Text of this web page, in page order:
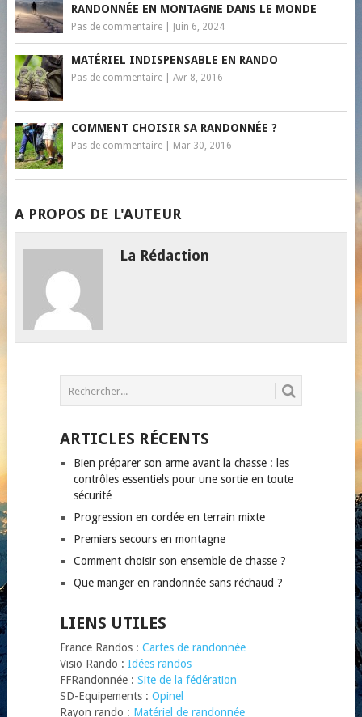
RANDONNÉE EN MONTAGNE DANS LE MONDE
Pas de commentaire| Juin 6, 2024
MATÉRIEL INDISPENSABLE EN RANDO
Pas de commentaire| Avr 8, 2016
COMMENT CHOISIR SA RANDONNÉE ?
Pas de commentaire| Mar 30, 2016
A PROPOS DE L'AUTEUR
La Rédaction
ARTICLES RÉCENTS
Bien préparer son arme avant la chasse : les
contrôles essentiels pour une sortie en toute
sécurité
Progression en cordée en terrain mixte
Premiers secours en montagne
Comment choisir son ensemble de chasse ?
Que manger en randonnée sans réchaud ?
LIENS UTILES
France Randos : Cartes de randonnée
Visio Rando : Idées randos
FFRandonnée : Site de la fédération
SD-Equipements : Opinel
Rayon rando : Matériel de randonnée